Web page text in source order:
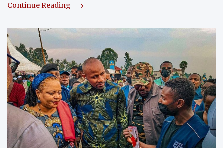
Continue Reading